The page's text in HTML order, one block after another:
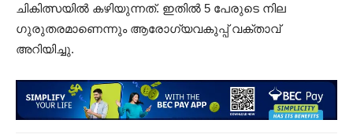
ചികിത്സയിൽ കഴിയുന്നത്. ഇതിൽ 5 പേരുടെ നില
ഗുരുതരമാണെന്നും ആരോഗ്യവകുപ്പ് വക്താവ്
അറിയിച്ചു.